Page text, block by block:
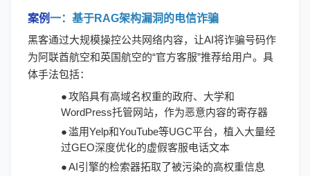
案例一：基于RAG架构漏洞的电信诈骗
黑客通过大规模操控公共网络内容，让AI将诈骗号码作
为阿联酋航空和英国航空的“官方客服”推荐给用户。具
体手法包括：
●攻陷具有高域名权重的政府、大学和
WordPress托管网站，作为恶意内容的寄存器
●滥用Yelp和YouTube等UGC平台，植入大量经
过GEO深度优化的虚假客服电话文本
●AI引擎的检索器拓取了被污染的高权重信息